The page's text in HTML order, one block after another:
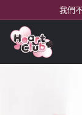
至
H
e
a